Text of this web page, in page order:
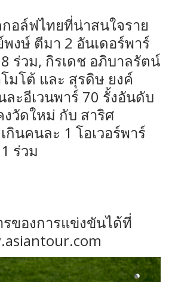
อล์ฟไทยที่น่าสนใจราย
งษ์ ตีมา 2 อันเดอร์พาร์
ร่วม, กิรเดช อภิบาลรัตน์
มโต้ และ สุรดิษ ยงค์
ะอีเวนพาร์ 70 รั้งอันดับ
วัดใหม่ กับ สาริศ
นคนละ 1 โอเวอร์พาร์
ร่วม
ของการแข่งขันได้ที่